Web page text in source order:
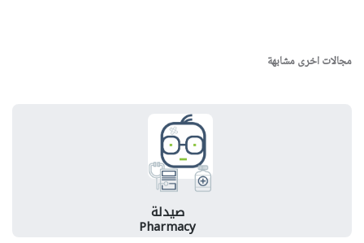
مجالات اخرى مشابهة
صيدلة
Pharmacy